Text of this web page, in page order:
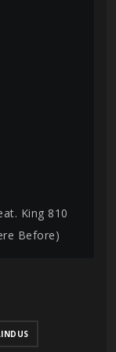
King 810
Before)